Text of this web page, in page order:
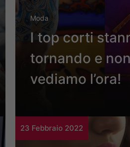
Moda
I top corti
tornando e non
vediamo l’ora!
23 Febbraio 2022